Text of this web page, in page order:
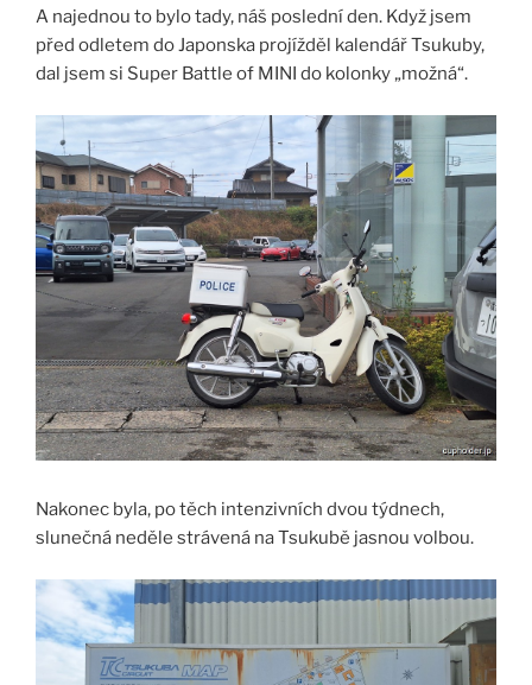
A najednou to bylo tady, náš poslední den. Když jsem
před odletem do Japonska projížděl kalendář Tsukuby,
dal jsem si Super Battle of MINI do kolonky „možná“.
Nakonec byla, po těch intenzivních dvou týdnech,
slunečná neděle strávená na Tsukubě jasnou volbou.